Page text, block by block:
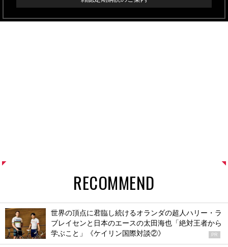
RECOMMEND
世界の頂点に君臨し続けるオランダの超人ハリー・ラ
ブレイセンと日本のエースの太田海也「絶対王者から
学ぶこと」《ケイリン国際対談②》
PR